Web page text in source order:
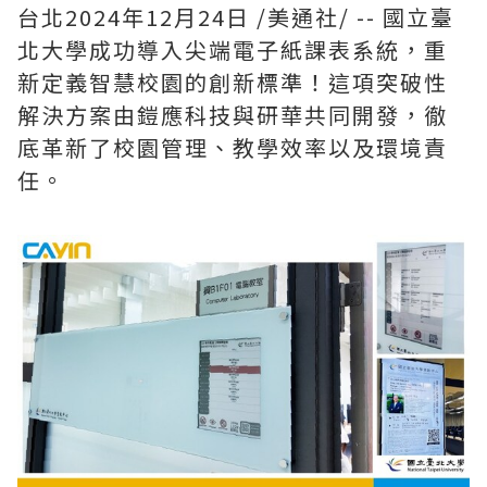
台北2024年12月24日 /美通社/ -- 國立臺
北大學成功導入尖端電子紙課表系統，重
新定義智慧校園的創新標準！這項突破性
解決方案由鎧應科技與研華共同開發，徹
底革新了校園管理、教學效率以及環境責
任。